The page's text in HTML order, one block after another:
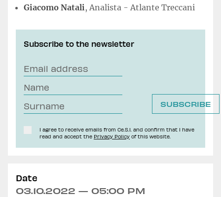
Giacomo Natali, Analista - Atlante Treccani
Subscribe to the newsletter
I agree to receive emails from Ce.S.I. and confirm that I have
read and accept the Privacy Policy of this website.
Date
03.10.2022 — 05:00 PM